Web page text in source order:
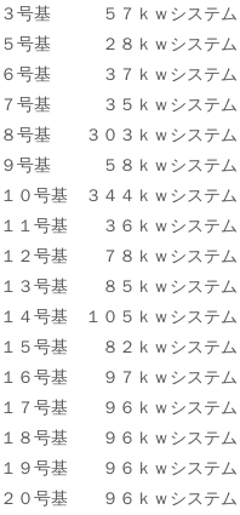
３号基 ５７ｋｗシステ
５号基 ２８ｋｗシステム
６号基 ３７ｋｗシステ
７号基 ３５ｋｗシステム
８号基 ３０３ｋｗシス
９号基 ５８ｋｗシステム
１０号基 ３４４ｋｗシス
１１号基 ３６ｋｗシステ
１２号基 ７８ｋｗシステ
１３号基 ８５ｋｗシステ
１４号基 １０５ｋｗシステ
１５号基 ８２ｋｗシステ
１６号基 ９７ｋｗシステ
１７号基 ９６ｋｗシス
１８号基 ９６ｋｗシステ
１９号基 ９６ｋｗシス
２０号基 ９６ｋｗシステ